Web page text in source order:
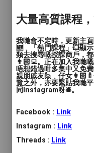
-- 為協助學員進
程內容，每堂課
練。所以，初班
材。
亦師亦友，但心
的角色。於此明
（揼波鐘）。
大量高質課程
我哋會不定時，更新主
🆕﹑「熱門課程」💥顯
類去搜尋嘅授課商戶，
👨🏻‍💻。正在加入我哋
唔想錯過咁多集中又免
親朋戚友🙋﹑仔女
覽之外，亦要緊貼我哋
同Instagram呀🛎️。
Facebook : Link
Instagram : Link
Threads : Link